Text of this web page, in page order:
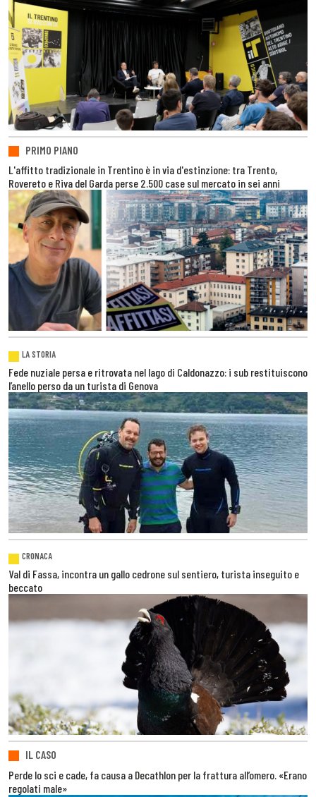
PRIMO PIANO
L'affitto tradizionale in Trentino è in via d'estinzione: tra Trento,
Rovereto e Riva del Garda perse 2.500 case sul mercato in sei anni
LA STORIA
Fede nuziale persa e ritrovata nel lago di Caldonazzo: i sub restituiscono
l’anello perso da un turista di Genova
CRONACA
Val di Fassa, incontra un gallo cedrone sul sentiero, turista inseguito e
beccato
IL CASO
Perde lo sci e cade, fa causa a Decathlon per la frattura all’omero. «Erano
regolati male»